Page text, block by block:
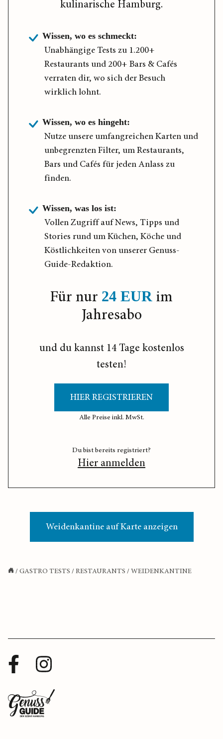
kulinarische Hamburg.
Wissen, wo es schmeckt:
Unabhängige Tests zu 1.200+
Restaurants und 200+ Bars & Cafés
verraten dir, wo sich der Besuch
wirklich lohnt.
Wissen, wo es hingeht:
Nutze unsere umfangreichen Karten und
unbegrenzten Filter, um Restaurants,
Bars und Cafés für jeden Anlass zu
finden.
Wissen, was los ist:
Vollen Zugriff auf News, Tipps und
Stories rund um Küchen, Köche und
Köstlichkeiten von unserer Genuss-
Guide-Redaktion.
Für nur 24 EUR im
Jahresabo
und du kannst 14 Tage kostenlos
testen!
HIER REGISTRIEREN
Alle Preise inkl. MwSt.
Du bist bereits registriert?
Hier anmelden
Weidenkantine auf Karte anzeigen
/ GASTRO TESTS / RESTAURANTS / WEIDENKANTINE
Facebook
Profil
Instagram
Zurück
zur